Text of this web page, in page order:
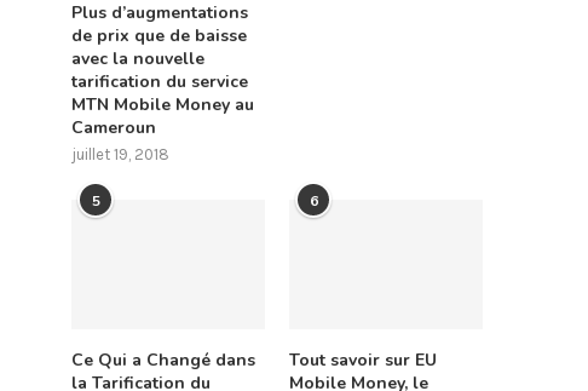
Plus d’augmentations
de prix que de baisse
avec la nouvelle
tarification du service
MTN Mobile Money au
Cameroun
juillet 19, 2018
5
Ce Qui a Changé dans
la Tarification du
6
Tout savoir sur EU
Mobile Money, le